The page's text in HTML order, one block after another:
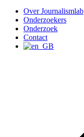
Over Journalismlab
Onderzoekers
Onderzoek
Contact